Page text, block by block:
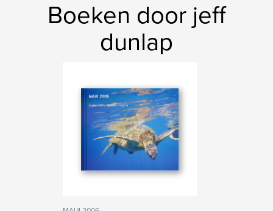
Boeken door jeff
dunlap